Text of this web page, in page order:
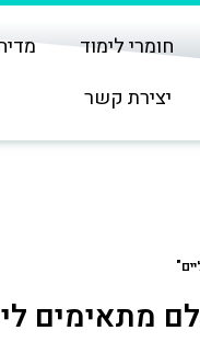
חומרי לימוד
יצירת קשר
מתאימים